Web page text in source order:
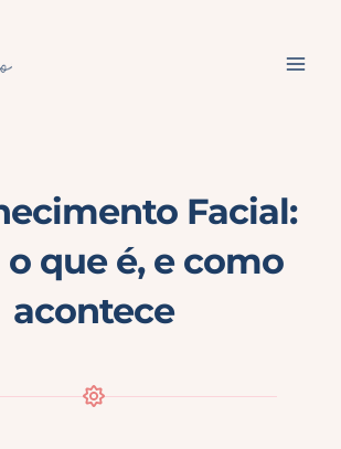
Facial:
o que é, e como
acontece